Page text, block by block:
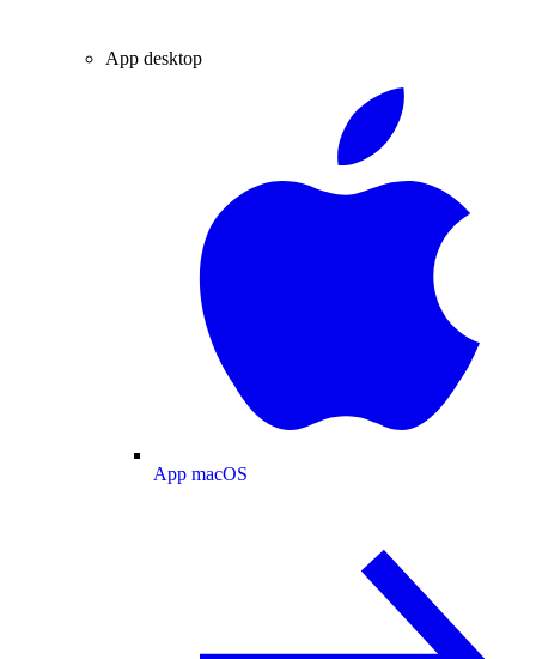
App desktop
App macOS